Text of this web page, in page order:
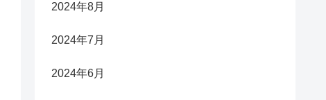
2024年8月
2024年7月
2024年6月